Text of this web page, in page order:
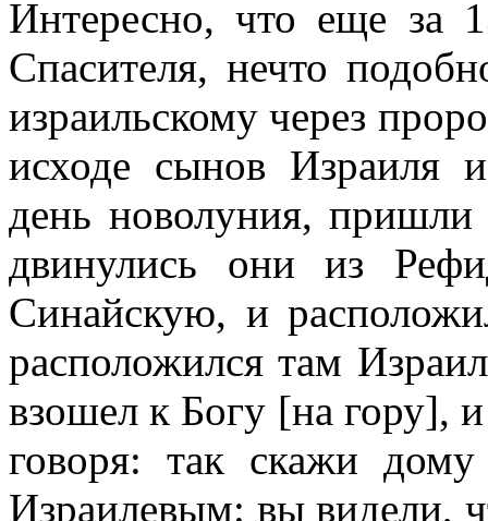
Интересно, что еще за
Спасителя, нечто
израильскому через
исходе сынов Израиля
день новолуния,
двинулись они из
Синайскую, и
расположился там
взошел к Богу [на гору],
говоря: так скажи
Израилевым: вы видели,